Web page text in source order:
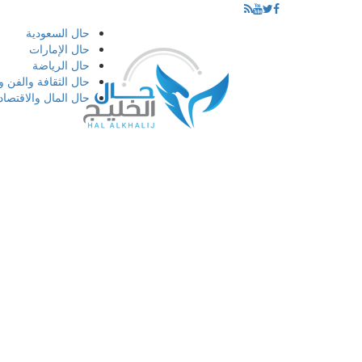
إذهب
المحتوى
حال السعودية
حال الإمارات
حال الرياضة
حال الثقافة والفن
حال المال